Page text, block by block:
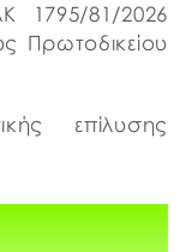
1795/81/2026
Πρωτοδικείου
επίλυσης